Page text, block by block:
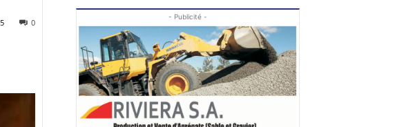
0
- Publicité -